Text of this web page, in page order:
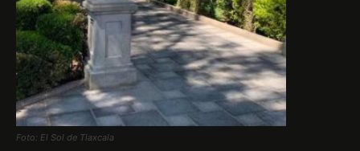
Foto: El Sol de Tlaxcala